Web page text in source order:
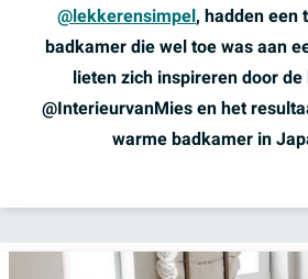
@lekkerensimpel, hadden een
badkamer die wel toe was aan
lieten zich inspireren door
@InterieurvanMies en het
warme badkamer in